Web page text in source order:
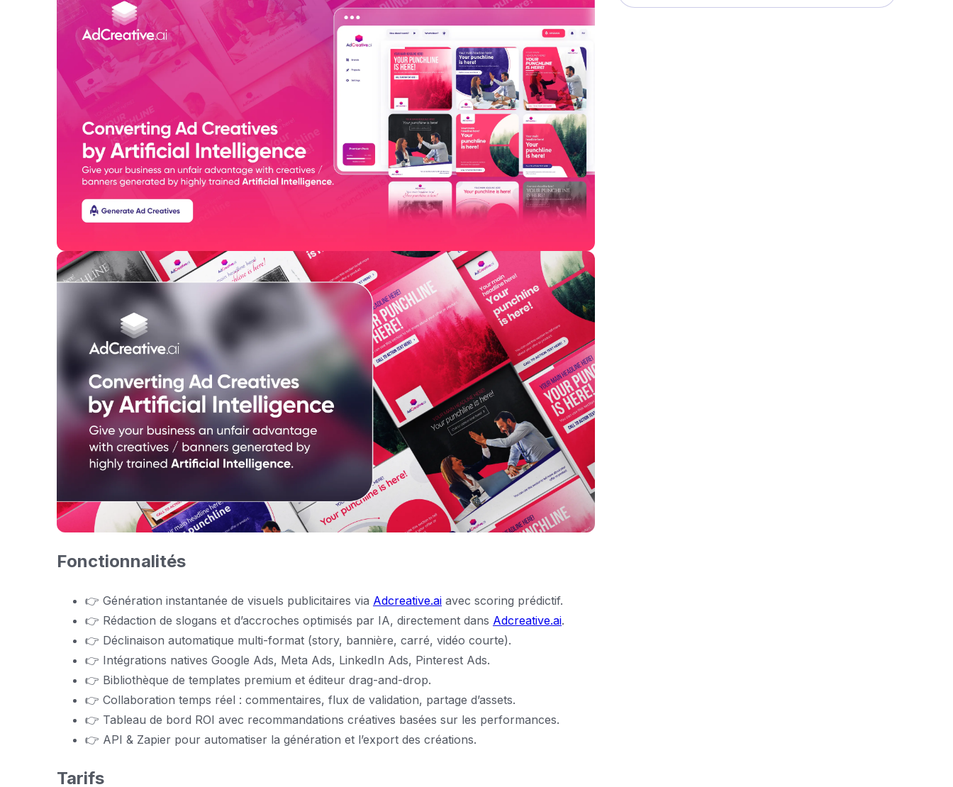
Fonctionnalités
👉 Génération instantanée de visuels publicitaires via Adcreative.ai avec scoring prédictif.
👉 Rédaction de slogans et d’accroches optimisés par IA, directement dans Adcreative.ai.
👉 Déclinaison automatique multi-format (story, bannière, carré, vidéo courte).
👉 Intégrations natives Google Ads, Meta Ads, LinkedIn Ads, Pinterest Ads.
👉 Bibliothèque de templates premium et éditeur drag-and-drop.
👉 Collaboration temps réel : commentaires, flux de validation, partage d’assets.
👉 Tableau de bord ROI avec recommandations créatives basées sur les performances.
👉 API & Zapier pour automatiser la génération et l’export des créations.
Tarifs